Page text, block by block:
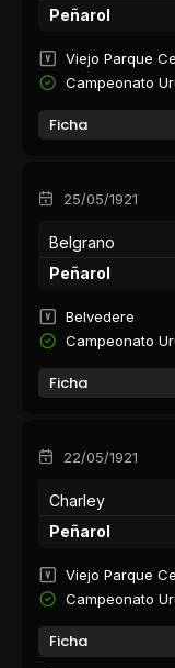
Peñarol
Viejo Parque
Campeonato
Ficha
25/05/1921
Belgrano
Peñarol
Belvedere
Campeonato
Ficha
22/05/1921
Charley
Peñarol
Viejo Parque
Campeonato
Ficha